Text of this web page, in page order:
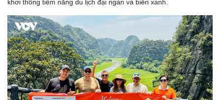
Thông tin doanh nghiệp
Doanh nghiệp 24h
Doanh nhân
Vì cộng đồng
Sành điệu
Tin Công nghệ
Chuyển đổi số
khơi thông tiềm năng du lịch đại ngàn và biển xanh.